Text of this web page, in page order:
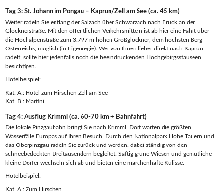
Tag 3: St. Johann im Pongau – Kaprun/Zell am See (ca. 45 km)
Weiter radeln Sie entlang der Salzach über Schwarzach nach Bruck an der
Glocknerstraße. Mit den öffentlichen Verkehrsmitteln ist ab hier eine Fahrt über
die Hochalpenstraße zum 3.797 m hohen Großglockner, dem höchsten Berg
Österreichs, möglich (in Eigenregie). Wer von Ihnen lieber direkt nach Kaprun
radelt, sollte hier jedenfalls noch die beeindruckenden Hochgebirgsstauseen
besichtigen..
Hotelbeispiel:
Kat. A.: Hotel zum Hirschen Zell am See
Kat. B.: Martini
Tag 4: Ausflug Krimml (ca. 60-70 km + Bahnfahrt)
Die lokale Pinzgaubahn bringt Sie nach Krimml. Dort warten die größten
Wasserfälle Europas auf Ihren Besuch. Durch den Nationalpark Hohe Tauern und
das Oberpinzgau radeln Sie zurück und werden. dabei ständig von den
schneebedeckten Dreitausendern begleitet. Saftig grüne Wiesen und gemütliche
kleine Dörfer wechseln sich ab und bieten eine märchenhafte Kulisse.
Hotelbeispiel:
Kat. A.: Zum Hirschen